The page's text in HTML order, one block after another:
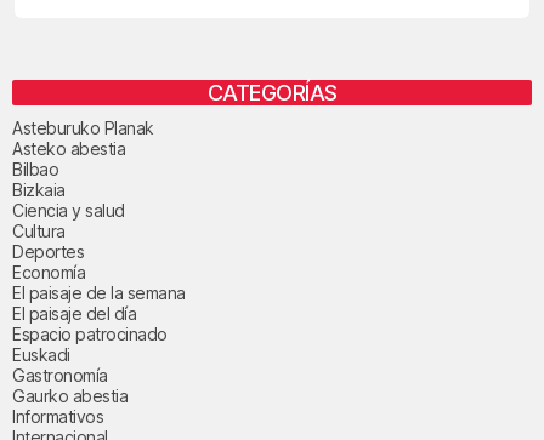
CATEGORÍAS
Asteburuko Planak
Asteko abestia
Bilbao
Bizkaia
Ciencia y salud
Cultura
Deportes
Economía
El paisaje de la semana
El paisaje del día
Espacio patrocinado
Euskadi
Gastronomía
Gaurko abestia
Informativos